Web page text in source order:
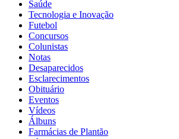
Saúde
Tecnologia e Inovação
Futebol
Concursos
Colunistas
Notas
Desaparecidos
Esclarecimentos
Obituário
Eventos
Vídeos
Álbuns
Farmácias de Plantão